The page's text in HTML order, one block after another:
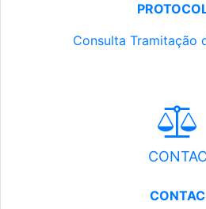
Consulta Tramitação
CONTAC
CONTAC